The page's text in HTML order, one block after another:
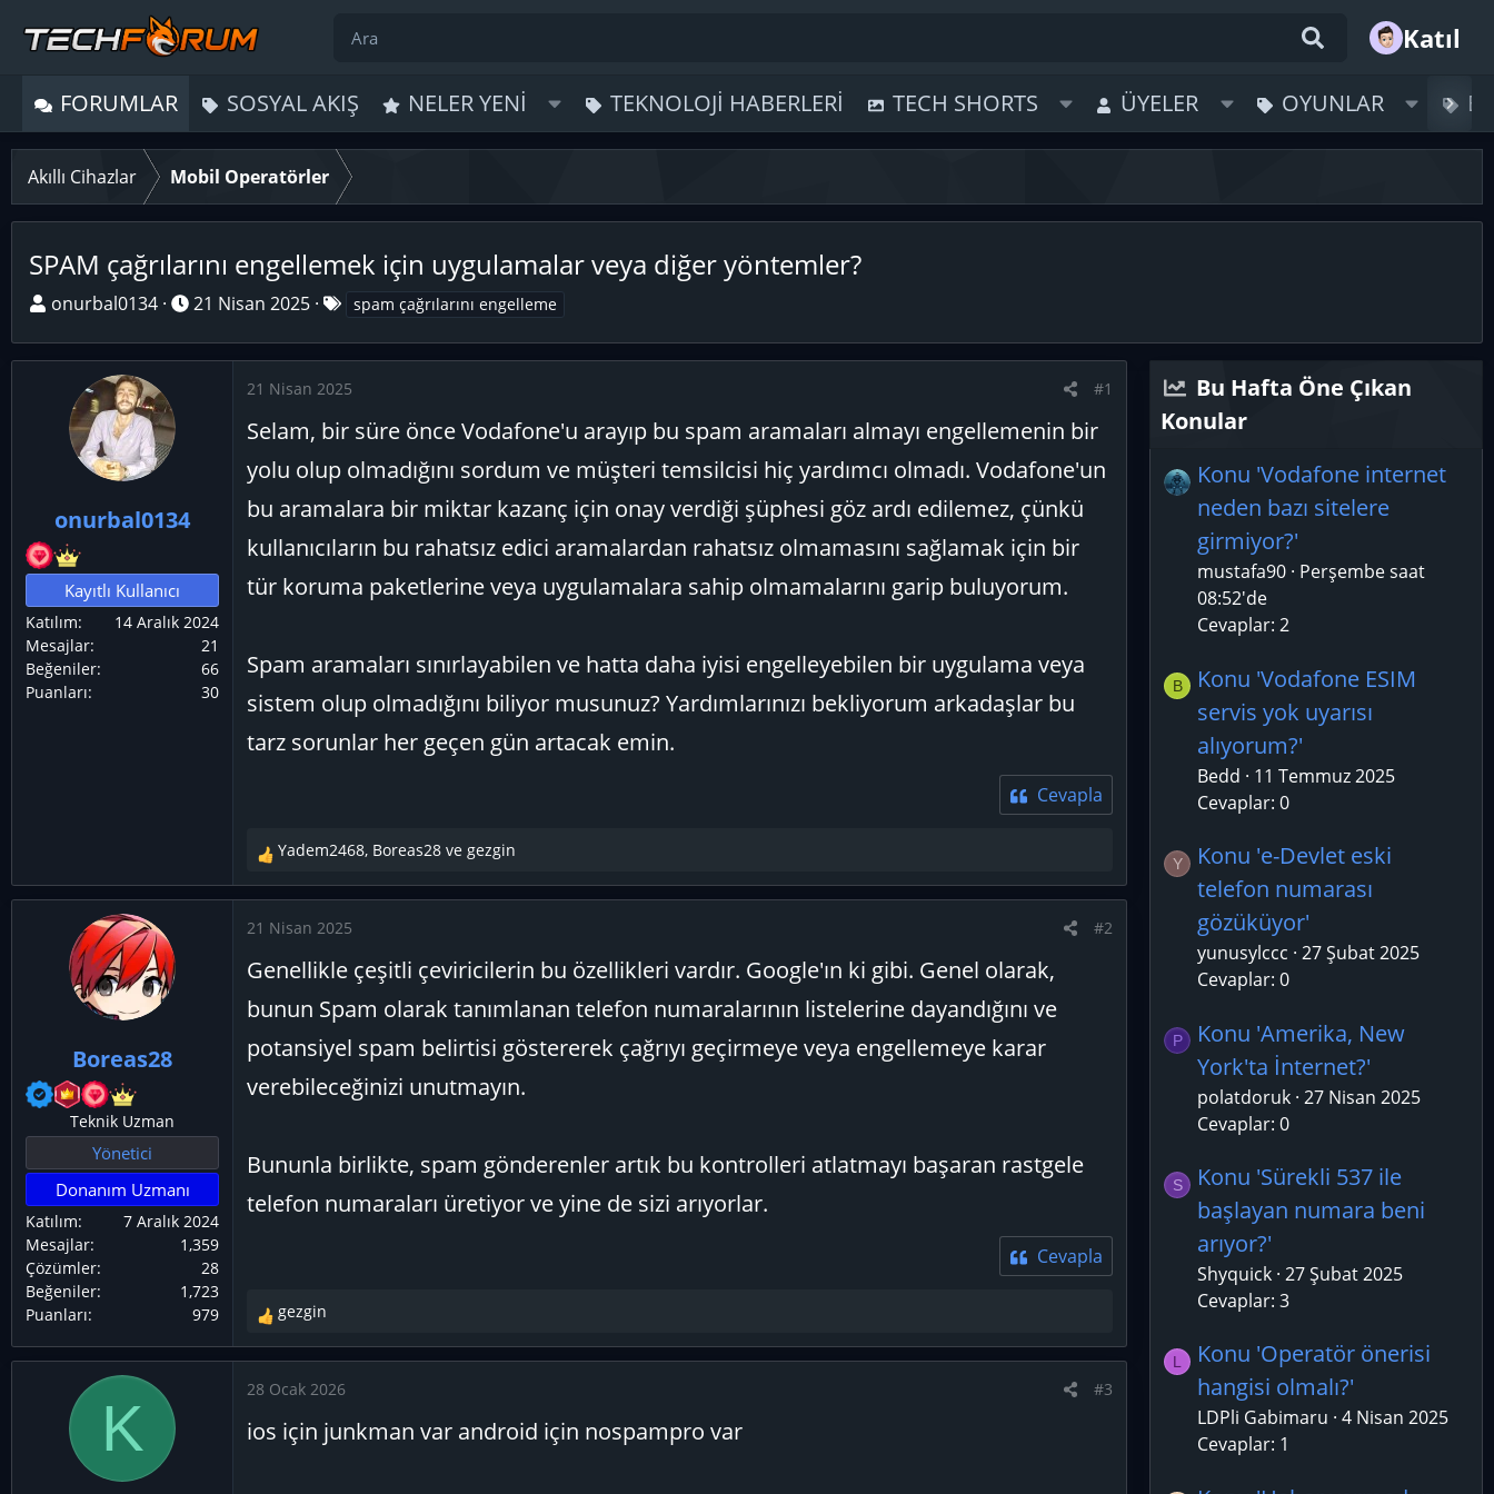
Katıl
FORUMLAR SOSYAL AKIŞ NELER YENI TEKNOLOJI HABERLERI TECH SHORTS ÜYELER OYUNLAR
Akıllı Cihazlar Mobil Operatörler
SPAM çağrılarını engellemek için uygulamalar veya diğer yöntemler?
K
n
ş
l
a
a
n
onurbal0134
B
ş
a
i
h
21 Nisan 2025
E
i
k
t
l
r
spam çağrılarını engelleme
onurbal0134
Kayıtlı Kullanıcı
Katılım
14 Aralık 2024
Mesajlar
21
Beğeniler
66
Puanları
30
21 Nisan 2025 #1
Selam, bir süre önce Vodafone'u arayıp bu spam aramaları almayı engellemenin bir
yolu olup olmadığını sordum ve müşteri temsilcisi hiç yardımcı olmadı. Vodafone'un
bu aramalara bir miktar kazanç için onay verdiği şüphesi göz ardı edilemez, çünkü
kullanıcıların bu rahatsız edici aramalardan rahatsız olmamasını sağlamak için bir
tür koruma paketlerine veya uygulamalara sahip olmamalarını garip buluyorum.
Spam aramaları sınırlayabilen ve hatta daha iyisi engelleyebilen bir uygulama veya
sistem olup olmadığını biliyor musunuz? Yardımlarınızı bekliyorum arkadaşlar bu
tarz sorunlar her geçen gün artacak emin.
Cevapla
T
e
p
k
l
e
r
:
Yadem2468, Boreas28 ve gezgin
Boreas28
Teknik Uzman
Yönetici
Donanım Uzmanı
Katılım
7 Aralık 2024
Mesajlar
1,359
Çözümler
28
Beğeniler
1,723
Puanları
979
21 Nisan 2025 #2
Genellikle çeşitli çeviricilerin bu özellikleri vardır. Google'ın ki gibi. Genel olarak,
bunun Spam olarak tanımlanan telefon numaralarının listelerine dayandığını ve
potansiyel spam belirtisi göstererek çağrıyı geçirmeye veya engellemeye karar
verebileceğinizi unutmayın.
Bununla birlikte, spam gönderenler artık bu kontrolleri atlatmayı başaran rastgele
telefon numaraları üretiyor ve yine de sizi arıyorlar.
Cevapla
T
e
p
k
l
gezgin
K
28 Ocak 2026 #3
ios için junkman var android için nospampro var
Bu Hafta Öne Çıkan
Konular
Konu 'Vodafone internet
neden bazı sitelere
girmiyor?'
mustafa90 Perşembe saat
08:52'de
Cevaplar: 2
B
Konu 'Vodafone ESIM
servis yok uyarısı
alıyorum?'
Bedd
11 Temmuz 2025
Cevaplar: 0
Y
Konu 'e-Devlet eski
telefon numarası
gözüküyor'
yunusylccc 27 Şubat 2025
Cevaplar: 0
P
Konu 'Amerika, New
York'ta İnternet?'
polatdoruk 27 Nisan 2025
Cevaplar: 0
S
Konu 'Sürekli 537 ile
başlayan numara beni
arıyor?'
Shyquick 27 Şubat 2025
Cevaplar: 3
L
Konu 'Operatör önerisi
hangisi olmalı?'
LDPli Gabimaru 4 Nisan 2025
Cevaplar: 1